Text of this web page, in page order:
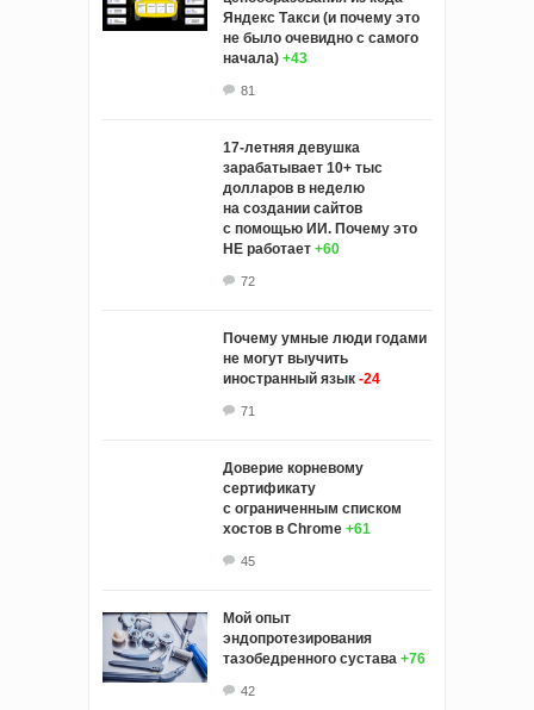
Яндекс Такси (и почему это
не было очевидно с самого
начала) +43
81
17-летняя девушка
зарабатывает 10+ тыс
долларов в неделю
на создании сайтов
с помощью ИИ. Почему это
НЕ работает +60
72
Почему умные люди годами
не могут выучить
иностранный язык -24
71
Доверие корневому
сертификату
с ограниченным списком
хостов в Chrome +61
45
Мой опыт
эндопротезирования
тазобедренного сустава +76
42